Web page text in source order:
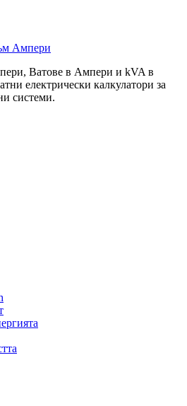
Ампери
Ватове в Ампери и kVA в
електрически калкулатори за
системи.